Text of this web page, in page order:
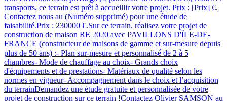
transports, ce terrain est prêt à accueillir votre projet. Prix : [Prix] €.
Contactez nous au (Numéro supprimé) pour une étude de
faisabilité.Prix : 230000 €.Sur ce terrain, réalisez votre projet de
construction de maison RE 2020 avec PAVILLONS D'ÎLE-DE-
FRANCE (constructeur de maisons de gamme et sur-mesure depuis
plus de 50 ans) :- Plan sur-mesure et personnalisé de 2 à 5
chambres- Mode de chauffage au choix- Grands choix
d'équipements et de prestations- Matériaux de qualité selon les
normes en vigueur- Accompagnement dans le choix et l’acquisition
du terrainDemandez une étude gratuite et personnalisée de votre
projet de construction sur ce terrain !Contactez Olivier SAMSON au